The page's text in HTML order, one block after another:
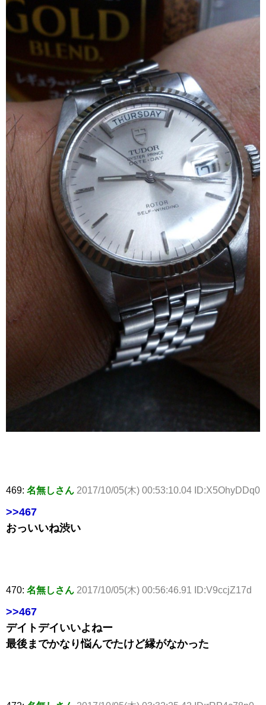
469: 名無しさん 2017/10/05(木) 00:53:10.04 ID:X5OhyDDq0
>>467
おっいいね渋い
470: 名無しさん 2017/10/05(木) 00:56:46.91 ID:V9ccjZ17d
>>467
デイトデイいいよねー
最後までかなり悩んでたけど縁がなかった